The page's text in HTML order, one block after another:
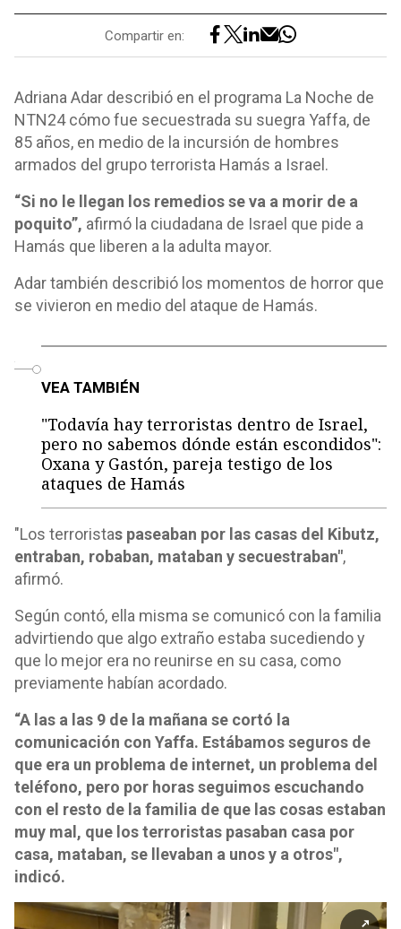
Compartir en:
Adriana Adar describió en el programa La Noche de
NTN24 cómo fue secuestrada su suegra Yaffa, de
85 años, en medio de la incursión de hombres
armados del grupo terrorista Hamás a Israel.
“Si no le llegan los remedios se va a morir de a
poquito”, afirmó la ciudadana de Israel que pide a
Hamás que liberen a la adulta mayor.
Adar también describió los momentos de horror que
se vivieron en medio del ataque de Hamás.
VEA TAMBIÉN
"Todavía hay terroristas dentro de Israel,
pero no sabemos dónde están escondidos":
Oxana y Gastón, pareja testigo de los
ataques de Hamás
"Los terroristas paseaban por las casas del Kibutz,
entraban, robaban, mataban y secuestraban",
afirmó.
Según contó, ella misma se comunicó con la familia
advirtiendo que algo extraño estaba sucediendo y
que lo mejor era no reunirse en su casa, como
previamente habían acordado.
“A las a las 9 de la mañana se cortó la
comunicación con Yaffa. Estábamos seguros de
que era un problema de internet, un problema del
teléfono, pero por horas seguimos escuchando
con el resto de la familia de que las cosas estaban
muy mal, que los terroristas pasaban casa por
casa, mataban, se llevaban a unos y a otros",
indicó.